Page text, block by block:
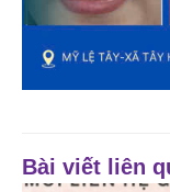
Bài viết liên